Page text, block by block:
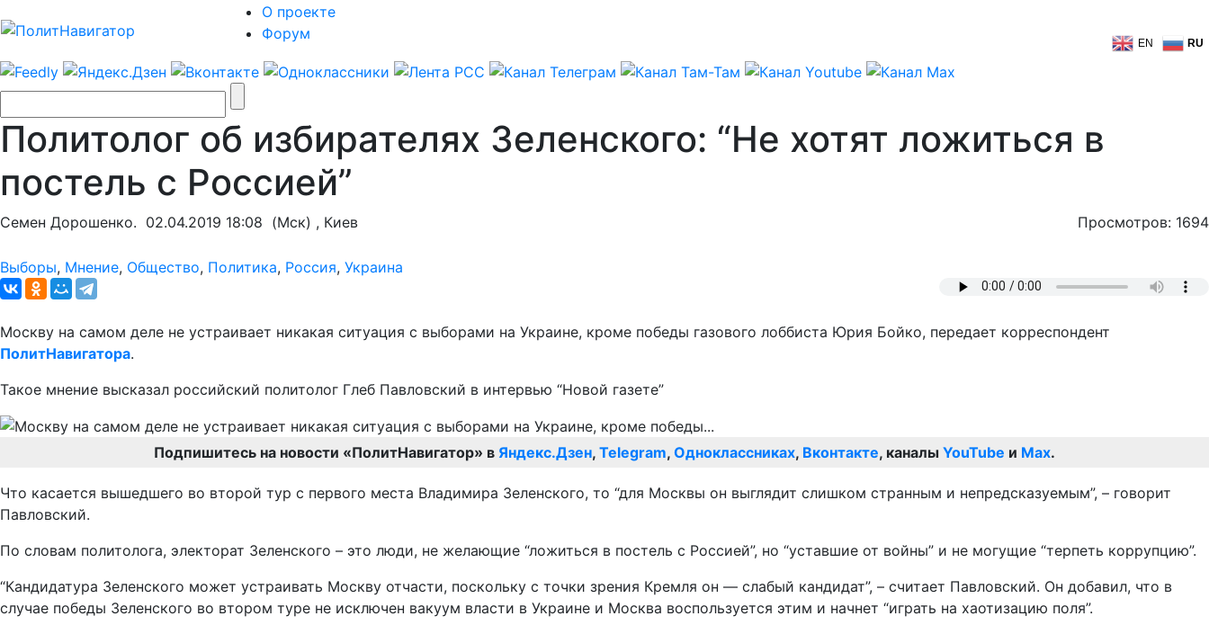
О проекте
Форум
EN RU
Политолог об избирателях Зеленского: “Не хотят ложиться в
постель с Россией”
Семен Дорошенко. 02.04.2019 18:08 (Мск) , Киев Просмотров: 1694
Выборы, Мнение, Общество, Политика, Россия, Украина
Москву на самом деле не устраивает никакая ситуация с выборами на Украине, кроме победы газового лоббиста Юрия Бойко, передает корреспондент
ПолитНавигатора.
Такое мнение высказал российский политолог Глеб Павловский в интервью “Новой газете”
Подпишитесь на новости «ПолитНавигатор» в Яндекс.Дзен, Telegram, Одноклассниках, Вконтакте, каналы YouTube и Max.
Что касается вышедшего во второй тур с первого места Владимира Зеленского, то “для Москвы он выглядит слишком странным и непредсказуемым”, – говорит
Павловский.
По словам политолога, электорат Зеленского – это люди, не желающие “ложиться в постель с Россией”, но “уставшие от войны” и не могущие “терпеть коррупцию”.
“Кандидатура Зеленского может устраивать Москву отчасти, поскольку с точки зрения Кремля он — слабый кандидат”, – считает Павловский. Он добавил, что в
случае победы Зеленского во втором туре не исключен вакуум власти в Украине и Москва воспользуется этим и начнет “играть на хаотизацию поля”.